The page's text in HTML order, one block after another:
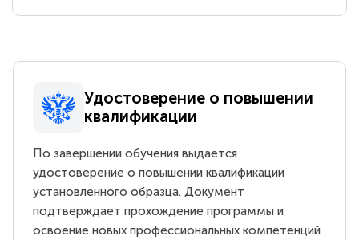
Удостоверение о повышении
квалификации
По завершении обучения выдается
удостоверение о повышении квалификации
установленного образца. Документ
подтверждает прохождение программы и
освоение новых профессиональных компетенций